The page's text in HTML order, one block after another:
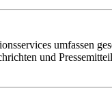
umfassen
und